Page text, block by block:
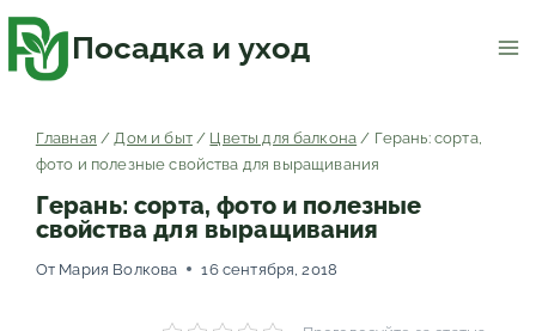
содержимомуПосадка и уход
Главная / Дом и быт / Цветы для балкона / Герань: сорта,
фото и полезные свойства для выращивания
Герань: сорта, фото и полезные
свойства для выращивания
От Мария Волкова 16 сентября, 2018